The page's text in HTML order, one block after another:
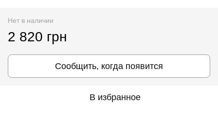
Нет в наличии
2 820 грн
Сообщить, когда появится
В избранное